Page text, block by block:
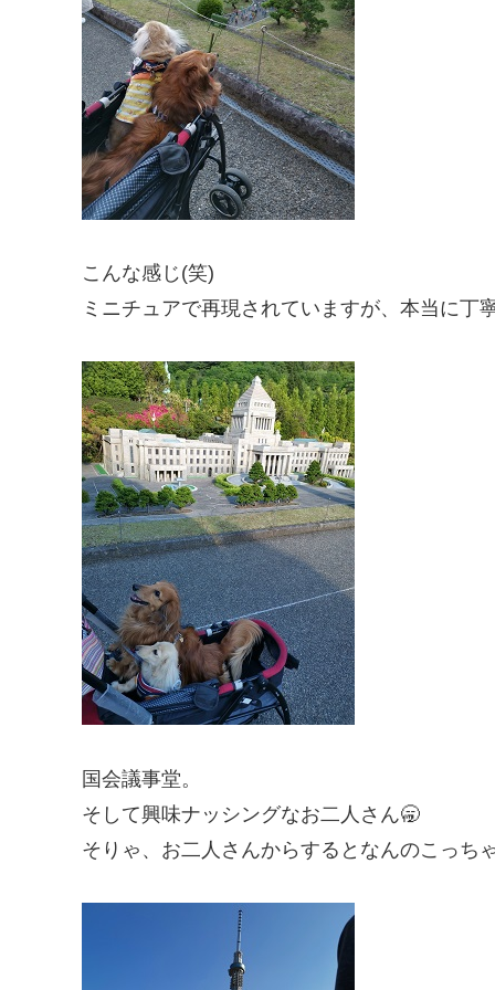
こんな感じ(笑)
ミニチュアで再現されていますが、本当に丁
国会議事堂。
そして興味ナッシングなお二人さん🥱
そりゃ、お二人さんからするとなんのこっち